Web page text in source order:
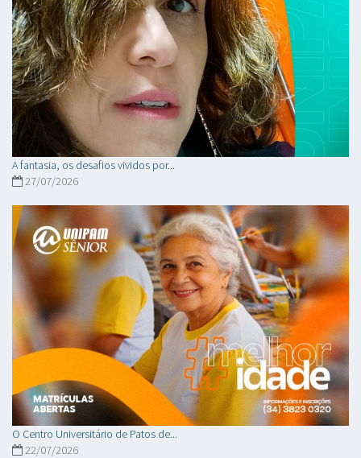
A fantasia, os desafios vividos por...
27/07/2026
O Centro Universitário de Patos de...
22/07/2026